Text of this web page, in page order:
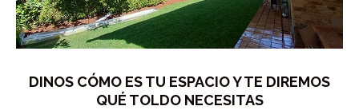
DINOS CÓMO ES TU ESPACIO Y TE DIREMOS
QUÉ TOLDO NECESITAS